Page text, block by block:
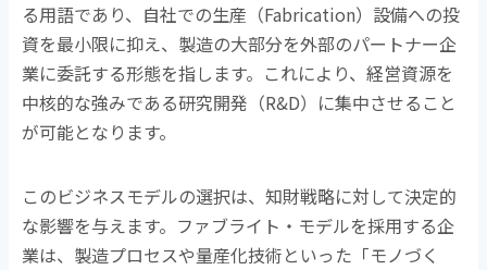
る用語であり、自社での生産（Fabrication）設備への投
資を最小限に抑え、製造の大部分を外部のパートナー企
業に委託する形態を指します。これにより、経営資源を
中核的な強みである研究開発（R&D）に集中させること
が可能となります。
このビジネスモデルの選択は、知財戦略に対して決定的
な影響を与えます。ファブライト・モデルを採用する企
業は、製造プロセスや量産化技術といった「モノづく